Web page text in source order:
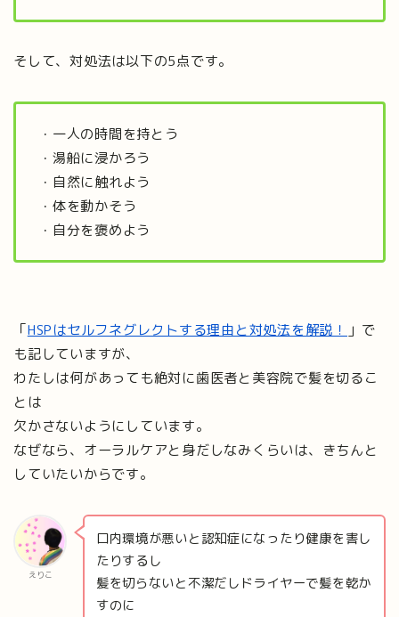
そして、対処法は以下の5点です。
・一人の時間を持とう
・湯船に浸かろう
・自然に触れよう
・体を動かそう
・自分を褒めよう
「HSPはセルフネグレクトする理由と対処法を解説！ 」で
も記していますが、
わたしは何があっても絶対に歯医者と美容院で髪を切るこ
とは
欠かさないようにしています。
なぜなら、オーラルケアと身だしなみくらいは、きちんと
していたいからです。
えりこ
口内環境が悪いと認知症になったり健康を害し
たりするし
髪を切らないと不潔だしドライヤーで髪を乾か
すのに